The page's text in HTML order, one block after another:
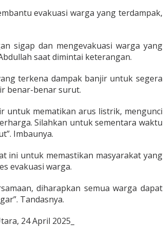
evakuasi warga yang terdampak,
sigap dan mengevakuasi warga yang
saat dimintai keterangan.
terkena dampak banjir untuk segera
benar-benar surut.
untuk mematikan arus listrik, mengunci
Silahkan untuk sementara waktu
Imbaunya.
ini untuk memastikan masyarakat yang
evakuasi warga.
diharapkan semua warga dapat
Tandasnya.
24 April 2025_